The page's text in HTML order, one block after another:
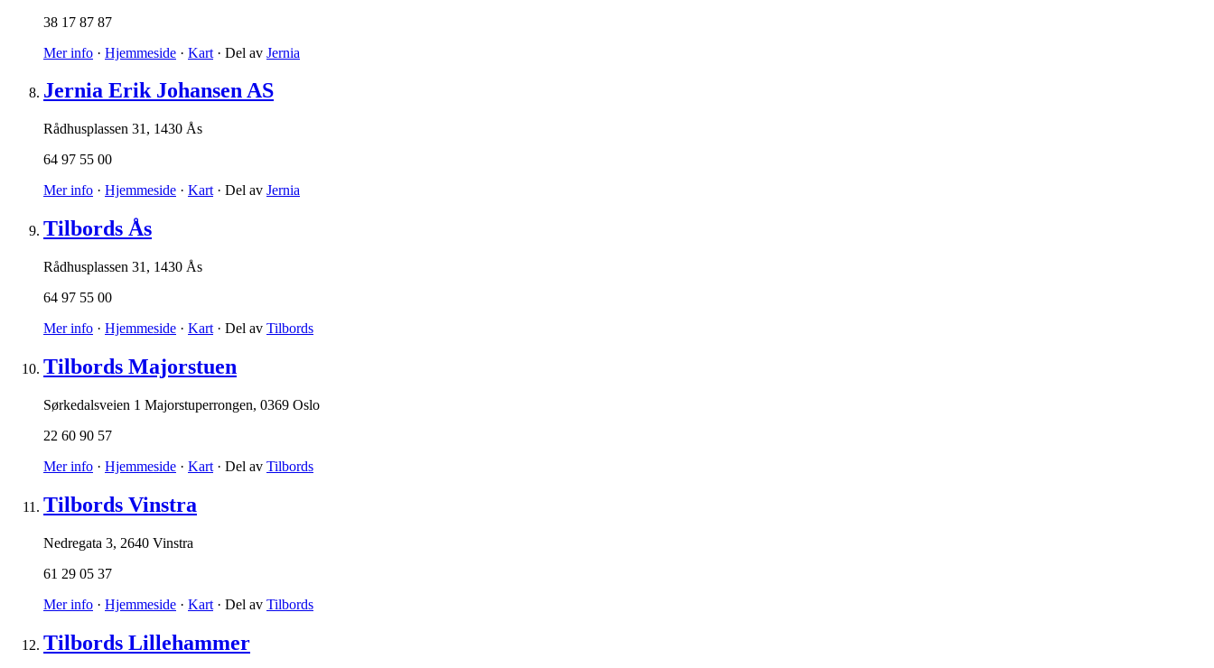
38 17 87 87
Mer info · Hjemmeside · Kart · Del av Jernia
Jernia Erik Johansen AS
Rådhusplassen 31 , 1430 Ås
64 97 55 00
Mer info · Hjemmeside · Kart · Del av Jernia
Tilbords Ås
Rådhusplassen 31 , 1430 Ås
64 97 55 00
Mer info · Hjemmeside · Kart · Del av Tilbords
Tilbords Majorstuen
Sørkedalsveien 1 Majorstuperrongen, 0369 Oslo
22 60 90 57
Mer info · Hjemmeside · Kart · Del av Tilbords
Tilbords Vinstra
Nedregata 3, 2640 Vinstra
61 29 05 37
Mer info · Hjemmeside · Kart · Del av Tilbords
Tilbords Lillehammer